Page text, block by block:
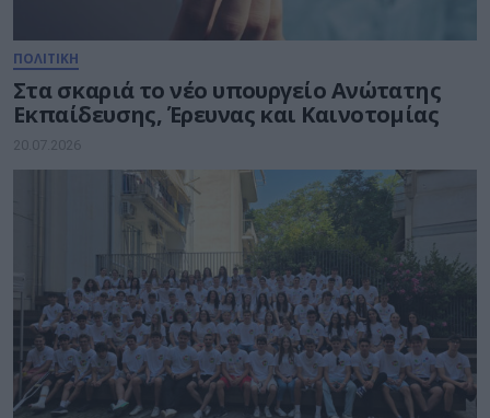
ΠΟΛΙΤΙΚΗ
Στα σκαριά το νέο υπουργείο Ανώτατης
Εκπαίδευσης, Έρευνας και Καινοτομίας
20.07.2026